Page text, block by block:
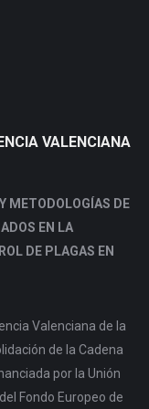
VALENCIANA
METODOLOGÍAS DE
EN LA
DE PLAGAS EN
Valenciana de la
de la Cadena
por la Unión
Fondo Europeo de